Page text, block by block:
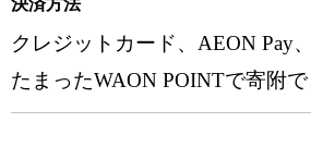
決済方法
クレジットカード、AEON Pay
たまったWAON POINTで寄附で